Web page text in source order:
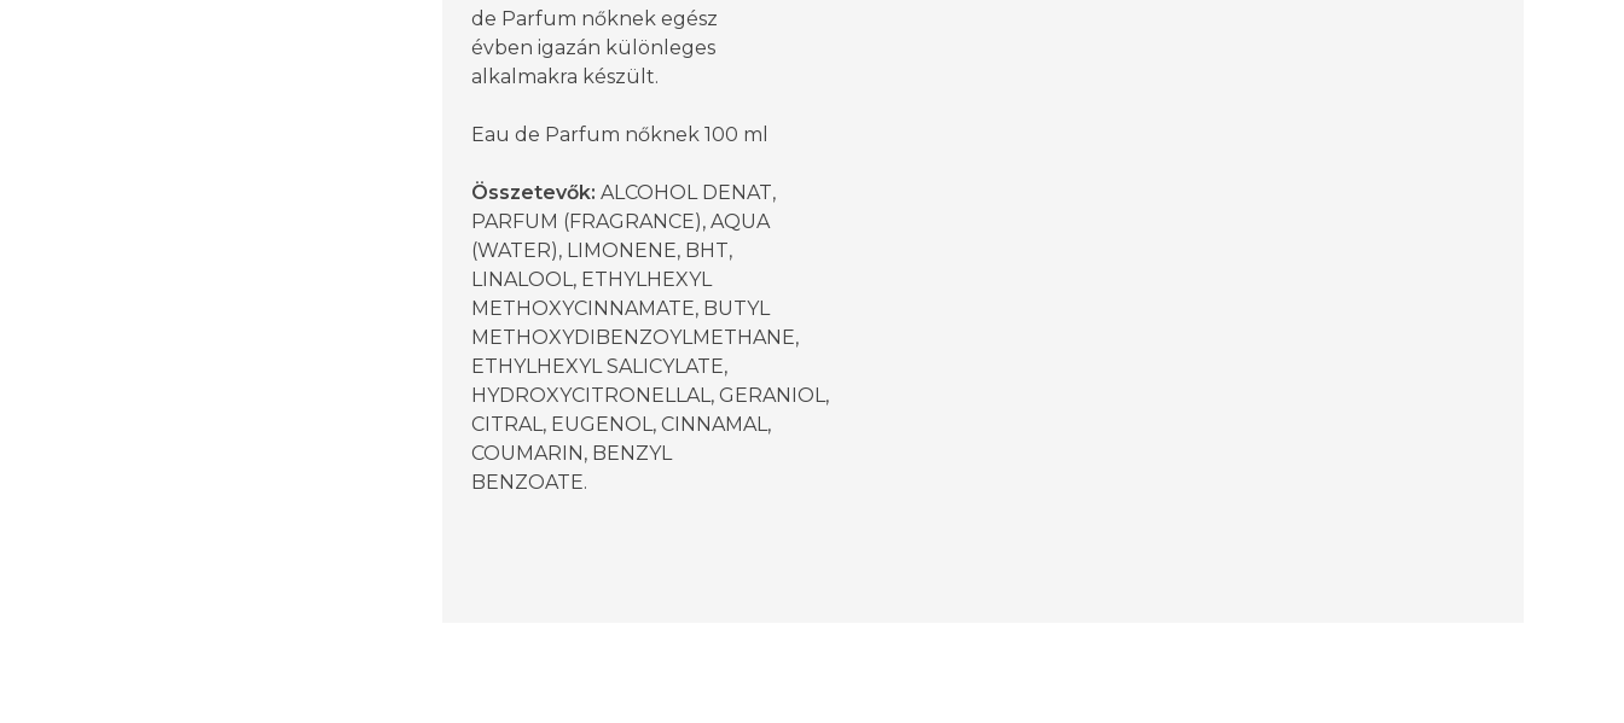
de Parfum nőknek egész
évben igazán különleges
alkalmakra készült.
Eau de Parfum nőknek 100 ml
Összetevők: ALCOHOL DENAT,
PARFUM (FRAGRANCE), AQUA
(WATER), LIMONENE, BHT,
LINALOOL, ETHYLHEXYL
METHOXYCINNAMATE, BUTYL
METHOXYDIBENZOYLMETHANE,
ETHYLHEXYL SALICYLATE,
HYDROXYCITRONELLAL, GERANIOL,
CITRAL, EUGENOL, CINNAMAL,
COUMARIN, BENZYL
BENZOATE.